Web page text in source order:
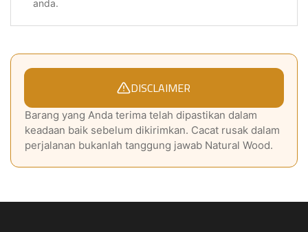
anda.
DISCLAIMER
Barang yang Anda terima telah dipastikan dalam
keadaan baik sebelum dikirimkan. Cacat rusak dalam
perjalanan bukanlah tanggung jawab Natural Wood.